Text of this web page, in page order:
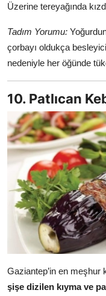
Üzerine tereyağında
Tadım Yorumu:
çorbayı oldukça
nedeniyle her öğünde
10. Patlıcan
Gaziantep’in en meşhur
şişe dizilen kıyma ve